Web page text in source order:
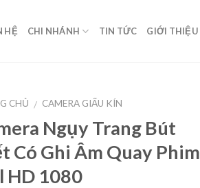
HỆ CHI NHÁNH TIN TỨC GIỚI THIỆU
CHỦ / CAMERA GIẤU KÍN
Ngụy Trang Bút
Có Ghi Âm Quay Phim
HD 1080